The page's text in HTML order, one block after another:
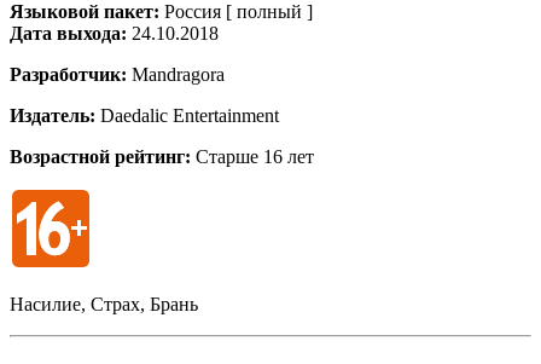
Языковой пакет: Россия [ полный ]
Дата выхода: 24.10.2018
Разработчик: Mandragora
Издатель: Daedalic Entertainment
Возрастной рейтинг: Старше 16 лет
Насилие, Страх, Брань